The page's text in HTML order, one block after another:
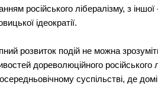
російського лібералізму, з
ідеократії.
розвиток подій не можна
дореволюційного російського
суспільстві, де